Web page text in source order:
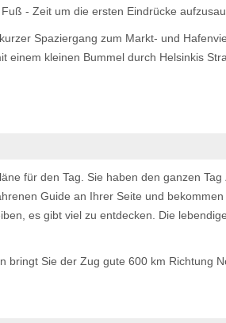
- Zeit um die ersten Eindrücke
Spaziergang zum Markt- und
einem kleinen Bummel durch Helsinkis
für den Tag. Sie haben den ganzen
Guide an Ihrer Seite und
es gibt viel zu entdecken. Die
Sie der Zug gute 600 km Richtung